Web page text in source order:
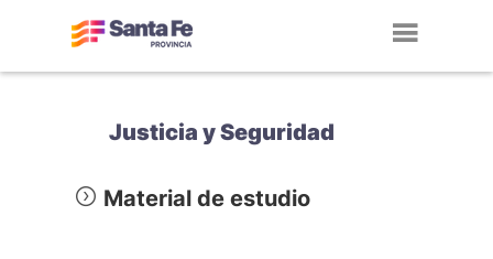
Justicia y Seguridad
Material de estudio